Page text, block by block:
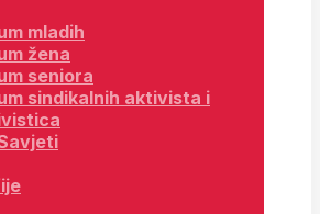
mladih
žena
seniora
sindikalnih aktivista i